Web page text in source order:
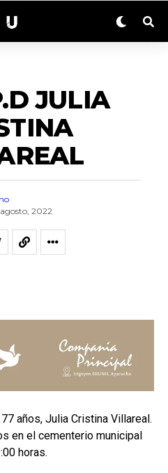
JULIA
2022
años, Julia Cristina Villareal.
en el cementerio municipal
horas.